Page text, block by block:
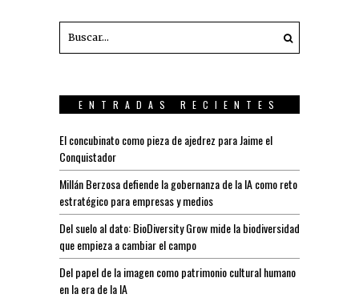
ENTRADAS RECIENTES
El concubinato como pieza de ajedrez para Jaime el
Conquistador
Millán Berzosa defiende la gobernanza de la IA como reto
estratégico para empresas y medios
Del suelo al dato: BioDiversity Grow mide la biodiversidad
que empieza a cambiar el campo
Del papel de la imagen como patrimonio cultural humano
en la era de la IA